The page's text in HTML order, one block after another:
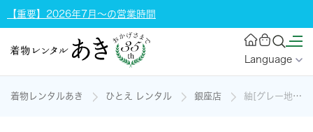
【重要】2026年7月～の営業時間
Language
着物レンタルあき ひとえ レンタル 銀座店 紬[グレー地/山水柄]の着物レンタル